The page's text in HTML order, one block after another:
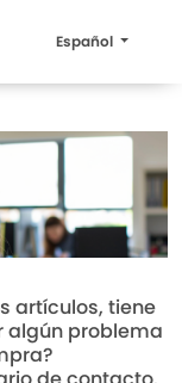
Español
artículos, tiene
algún problema